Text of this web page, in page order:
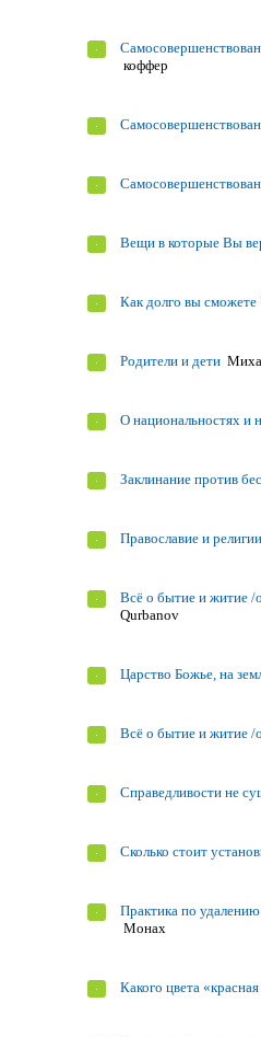
коффер
Вещи в которые Вы
Как долго вы сможете
Родители и дети
О национальностях и
Заклинание против
Православие и религии
Всё о бытие и житие /
Qurbanov
Царство Божье, на
Всё о бытие и житие /
Справедливости не
Сколько стоит
Практика по
Монах
Какого цвета